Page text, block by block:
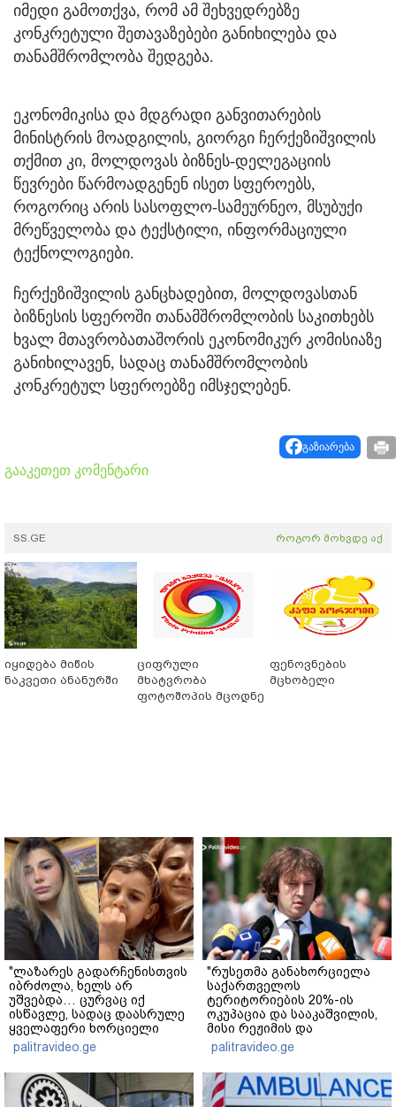
იმედი გამოთქვა, რომ ამ შეხვედრებზე
კონკრეტული შეთავაზებები განიხილება და
თანამშრომლობა შედგება.
ეკონომიკისა და მდგრადი განვითარების
მინისტრის მოადგილის, გიორგი ჩერქეზიშვილის
თქმით კი, მოლდოვას ბიზნეს-დელეგაციის
წევრები წარმოადგენენ ისეთ სფეროებს,
როგორიც არის სასოფლო-სამეურნეო, მსუბუქი
მრეწველობა და ტექსტილი, ინფორმაციული
ტექნოლოგიები.
ჩერქეზიშვილის განცხადებით, მოლდოვასთან
ბიზნესის სფეროში თანამშრომლობის საკითხებს
ხვალ მთავრობათაშორის ეკონომიკურ კომისიაზე
განიხილავენ, სადაც თანამშრომლობის
კონკრეტულ სფეროებზე იმსჯელებენ.
გაზიარება
გააკეთეთ კომენტარი
SS.GE როგორ მოხვდე აქ
იყიდება მიწის
ნაკვეთი ანანურში
ციფრული
მხატვრობა
ფოტოშოპის მცოდნე
ფენოვნების
მცხობელი
"ლაზარეს გადარჩენისთვის
იბრძოლა, ხელს არ
უშვებდა… ცურვაც იქ
ისწავლე, სადაც დაასრულე
ყველაფერი ხორციელი
ცხოვრებიდან" – რას წერს
ხობში დაღუპული დედა-
შვილის ახლობელი?
palitravideo.ge
"რუსეთმა განახორციელა
საქართველოს
ტერიტორიების 20%-ის
ოკუპაცია და სააკაშვილის,
მისი რეჟიმის და
"ნაცმოძრაობის" ღალატი
ვერანაირად ვერ
გადაფარავს ამ
დანაშაულს" - ირაკლი
კობახიძე
palitravideo.ge